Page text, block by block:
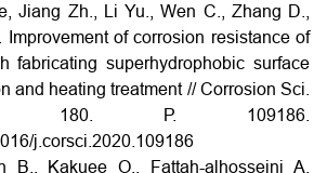
Jiang Zh., Li Yu., Wen C., Zhang D.,
Improvement of corrosion resistance of
fabricating superhydrophobic surface
and heating treatment // Corrosion Sci.
180. Р. 109186.
j.corsci.2020.109186
Kakuee O., Fattah-alhosseini A.